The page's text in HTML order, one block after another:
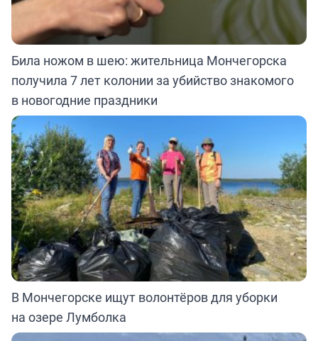
Била ножом в шею: жительница Мончегорска
получила 7 лет колонии за убийство знакомого
в новогодние праздники
В Мончегорске ищут волонтёров для уборки
на озере Лумболка